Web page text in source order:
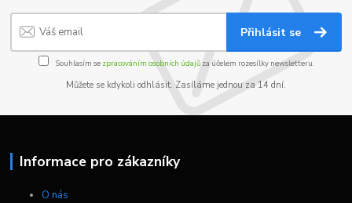
Přihlásit se
Souhlasím se zpracováním osobních údajůza účelem rozesílky newsletteru.
Můžete se kdykoli odhlásit. Zasíláme jednou za 14 dní.
Informace pro zákazníky
O nás